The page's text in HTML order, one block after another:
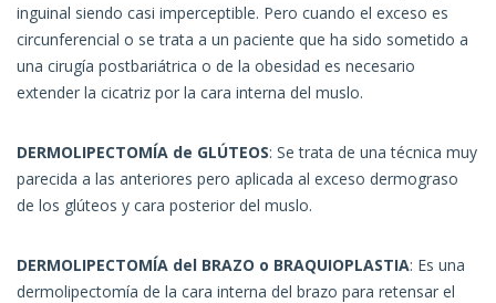
inguinal siendo casi imperceptible. Pero cuando el exceso es
circunferencial o se trata a un paciente que ha sido sometido a
una cirugía postbariátrica o de la obesidad es necesario
extender la cicatriz por la cara interna del muslo.
DERMOLIPECTOMÍA de GLÚTEOS: Se trata de una técnica muy
parecida a las anteriores pero aplicada al exceso dermograso
de los glúteos y cara posterior del muslo.
DERMOLIPECTOMÍA del BRAZO o BRAQUIOPLASTIA: Es una
dermolipectomía de la cara interna del brazo para retensar el